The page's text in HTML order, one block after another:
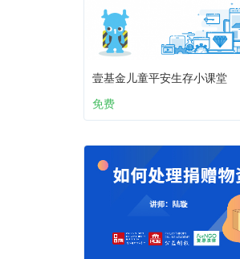
壹基金儿童平安生存小课堂
免费